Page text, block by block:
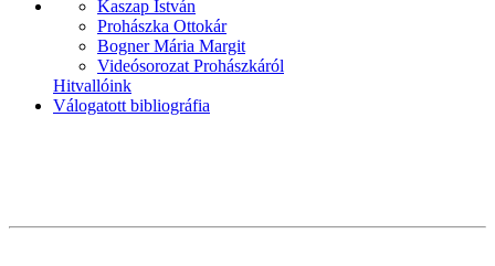
Kaszap István
Prohászka Ottokár
Bogner Mária Margit
Videósorozat Prohászkáról
Hitvallóink
Válogatott bibliográfia